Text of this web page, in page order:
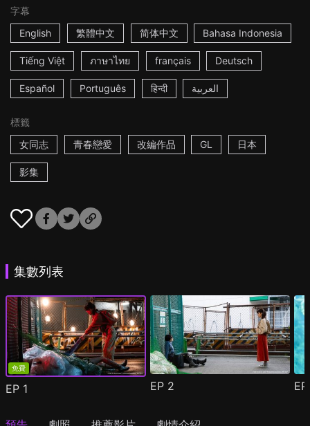
字幕
English
繁體中文 简体中文 Bahasa Indonesia
Tiếng Việt ภาษาไทย français Deutsch
Español Português हिन्दी العربية
標籤
女同志
青春戀愛 改編作品 GL 日本
影集
集數列表
免費
EP 1 EP 2